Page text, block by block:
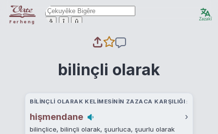
Ferheng ê î û Zazakî
bilinçli olarak
BILINÇLI OLARAK KELIMESININ ZAZACA KARŞILIĞI
hişmendane ›
bilinçlice, bilinçli olarak, şuurluca, şuurlu olarak